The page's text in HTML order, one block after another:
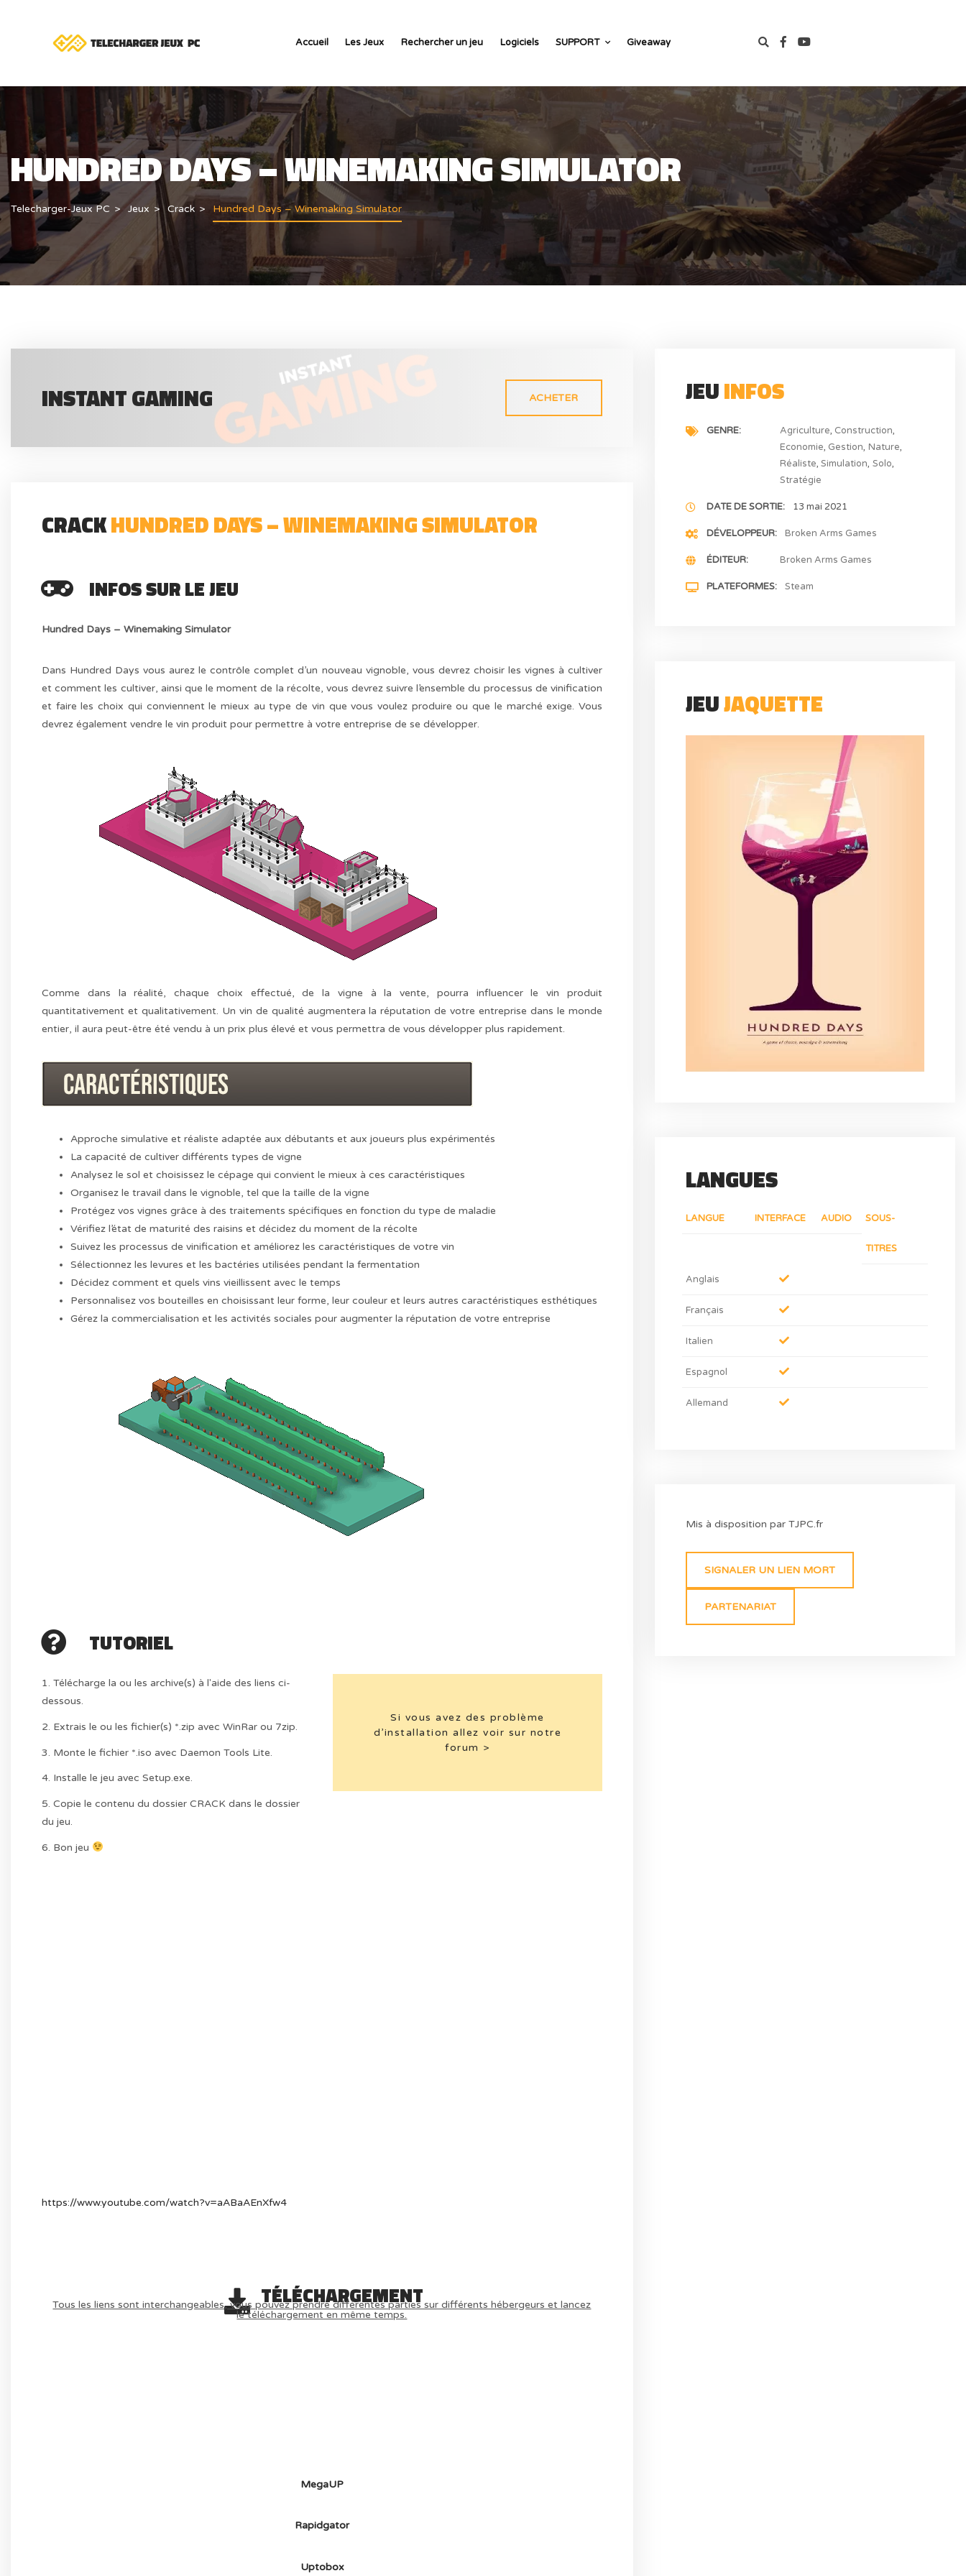
Accueil Les Jeux Rechercher un jeu Logiciels SUPPORT Giveaway
HUNDRED DAYS – WINEMAKING SIMULATOR
Telecharger-Jeux PC Jeux Crack Hundred Days – Winemaking Simulator
INSTANT GAMING ACHETER
CRACKHUNDRED DAYS – WINEMAKING SIMULATOR
INFOS SUR LE JEU
Hundred Days – Winemaking Simulator
Dans Hundred Days vous aurez le contrôle complet d’un nouveau vignoble, vous devrez choisir les vignes à cultiver
et comment les cultiver, ainsi que le moment de la récolte, vous devrez suivre l’ensemble du processus de vinification
et faire les choix qui conviennent le mieux au type de vin que vous voulez produire ou que le marché exige. Vous
devrez également vendre le vin produit pour permettre à votre entreprise de se développer.
Comme dans la réalité, chaque choix effectué, de la vigne à la vente, pourra influencer le vin produit
quantitativement et qualitativement. Un vin de qualité augmentera la réputation de votre entreprise dans le monde
entier, il aura peut-être été vendu à un prix plus élevé et vous permettra de vous développer plus rapidement.
Approche simulative et réaliste adaptée aux débutants et aux joueurs plus expérimentés
La capacité de cultiver différents types de vigne
Analysez le sol et choisissez le cépage qui convient le mieux à ces caractéristiques
Organisez le travail dans le vignoble, tel que la taille de la vigne
Protégez vos vignes grâce à des traitements spécifiques en fonction du type de maladie
Vérifiez l’état de maturité des raisins et décidez du moment de la récolte
Suivez les processus de vinification et améliorez les caractéristiques de votre vin
Sélectionnez les levures et les bactéries utilisées pendant la fermentation
Décidez comment et quels vins vieillissent avec le temps
Personnalisez vos bouteilles en choisissant leur forme, leur couleur et leurs autres caractéristiques esthétiques
Gérez la commercialisation et les activités sociales pour augmenter la réputation de votre entreprise
TUTORIEL
1. Télécharge la ou les archive(s) à l'aide des liens ci-
dessous.
2. Extrais le ou les fichier(s) *.zip avec WinRar ou 7zip.
3. Monte le fichier *.iso avec Daemon Tools Lite.
4. Installe le jeu avec Setup.exe.
5. Copie le contenu du dossier CRACK dans le dossier
du jeu.
6. Bon jeu
Si vous avez des problème
d’installation allez voir sur notre
forum >
https://www.youtube.com/watch?v=aABaAEnXfw4
TÉLÉCHARGEMENT
Tous les liens sont interchangeables, vous pouvez prendre différentes parties sur différents hébergeurs et lancez
le téléchargement en même temps.
MegaUP
Rapidgator
Uptobox
JEUINFOS
GENRE Agriculture Construction
Economie Gestion Nature
Réaliste Simulation Solo
Stratégie
DATE DE SORTIE 13 mai 2021
DÉVELOPPEUR Broken Arms Games
ÉDITEUR Broken Arms Games
PLATEFORMES Steam
JEUJAQUETTE
LANGUES
LANGUE INTERFACE AUDIO SOUS-
TITRES
Anglais
Français
Italien
Espagnol
Allemand
Mis à disposition par TJPC.fr
SIGNALER UN LIEN MORT
PARTENARIAT